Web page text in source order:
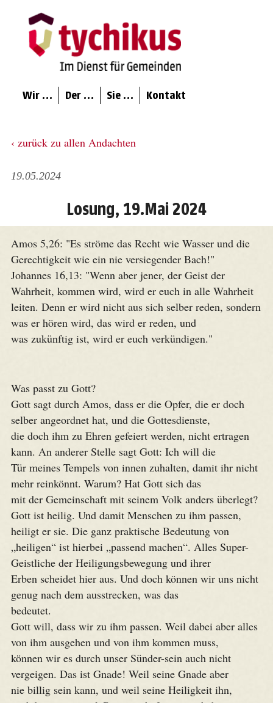
Wir … Der … Sie … Kontakt
‹ zurück zu allen Andachten
19.05.2024
Losung, 19.Mai 2024
Amos 5,26: "Es ströme das Recht wie Wasser und die
Gerechtigkeit wie ein nie versiegender Bach!"
Johannes 16,13: "Wenn aber jener, der Geist der
Wahrheit, kommen wird, wird er euch in alle Wahrheit
leiten. Denn er wird nicht aus sich selber reden, sondern
was er hören wird, das wird er reden, und
was zukünftig ist, wird er euch verkündigen."
Was passt zu Gott?
Gott sagt durch Amos, dass er die Opfer, die er doch
selber angeordnet hat, und die Gottesdienste,
die doch ihm zu Ehren gefeiert werden, nicht ertragen
kann. An anderer Stelle sagt Gott: Ich will die
Tür meines Tempels von innen zuhalten, damit ihr nicht
mehr reinkönnt. Warum? Hat Gott sich das
mit der Gemeinschaft mit seinem Volk anders überlegt?
Gott ist heilig. Und damit Menschen zu ihm passen,
heiligt er sie. Die ganz praktische Bedeutung von
„heiligen“ ist hierbei „passend machen“. Alles Super-
Geistliche der Heiligungsbewegung und ihrer
Erben scheidet hier aus. Und doch können wir uns nicht
genug nach dem ausstrecken, was das
bedeutet.
Gott will, dass wir zu ihm passen. Weil dabei aber alles
von ihm ausgehen und von ihm kommen muss,
können wir es durch unser Sünder-sein auch nicht
vergeigen. Das ist Gnade! Weil seine Gnade aber
nie billig sein kann, und weil seine Heiligkeit ihn,